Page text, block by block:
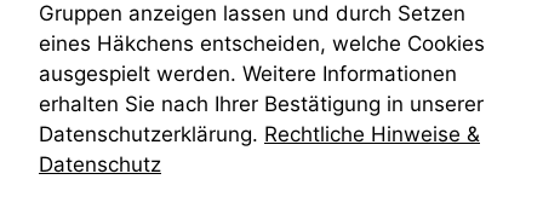
Zuständigkeit
Öffentliches Personalrecht
Öffentlichkeitsprinzip
Gruppen anzeigen lassen und durch Setzen
eines Häkchens entscheiden, welche Cookies
ausgespielt werden. Weitere Informationen
erhalten Sie nach Ihrer Bestätigung in unserer
Datenschutzerklärung. Rechtliche Hinweise &
Datenschutz